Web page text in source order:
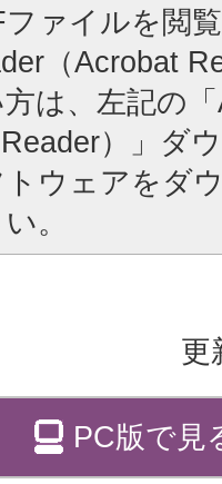
ファイルを閲
（Acrobat
は、左記の
）」ダ
ウェアをダ
。
更
PC版で見